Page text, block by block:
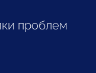
проблем